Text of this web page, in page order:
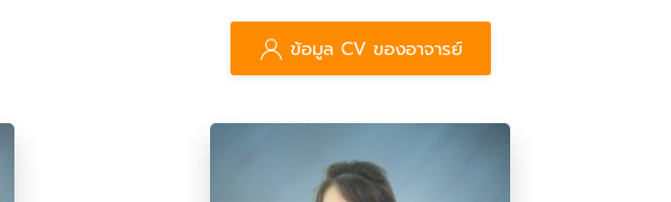
ข้อมูล CV ของอาจารย์